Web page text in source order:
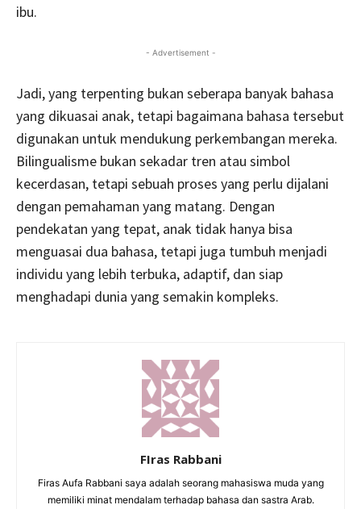
ibu.
- Advertisement -
Jadi, yang terpenting bukan seberapa banyak bahasa
yang dikuasai anak, tetapi bagaimana bahasa tersebut
digunakan untuk mendukung perkembangan mereka.
Bilingualisme bukan sekadar tren atau simbol
kecerdasan, tetapi sebuah proses yang perlu dijalani
dengan pemahaman yang matang. Dengan
pendekatan yang tepat, anak tidak hanya bisa
menguasai dua bahasa, tetapi juga tumbuh menjadi
individu yang lebih terbuka, adaptif, dan siap
menghadapi dunia yang semakin kompleks.
FIras Rabbani
Firas Aufa Rabbani saya adalah seorang mahasiswa muda yang
memiliki minat mendalam terhadap bahasa dan sastra Arab.